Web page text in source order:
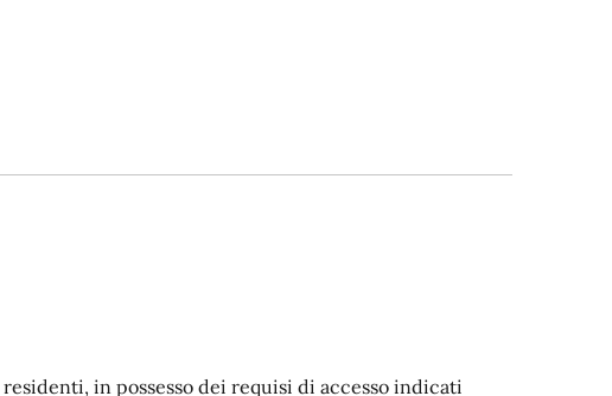
in possesso dei requisi di accesso indicati